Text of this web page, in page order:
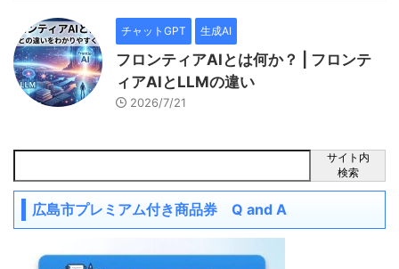
チャットGPT 生成AI
フロンティアAIとは何か？ | フロンテ
ィアAIとLLMの違い
2026/7/21
サイト内
検索
広島市プレミアム付き商品券 Q and A